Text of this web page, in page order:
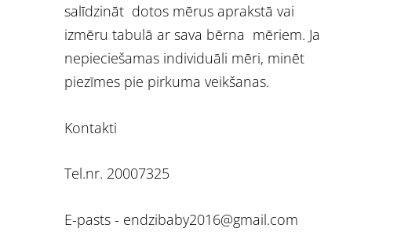
salīdzināt dotos mērus aprakstā vai
izmēru tabulā ar sava bērna mēriem. Ja
nepieciešamas individuāli mēri, minēt
piezīmes pie pirkuma veikšanas.
Kontakti
Tel.nr. 20007325
E-pasts - endzibaby2016@gmail.com